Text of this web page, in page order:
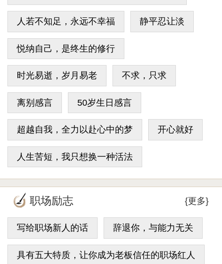
人若不知足，永远不幸福 静平忍让淡
悦纳自己，是终生的修行
时光易逝，岁月易老 不求，只求
离别感言 50岁生日感言
超越自我，全力以赴心中的梦 开心就好
人生苦短，我只想换一种活法
职场励志 {更多}
写给职场新人的话 辞退你，与能力无关
具有五大特质，让你成为老板信任的职场红人